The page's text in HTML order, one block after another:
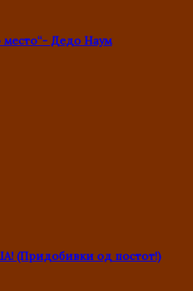
место“- Дедо Наум
(Придобивки од постот!)